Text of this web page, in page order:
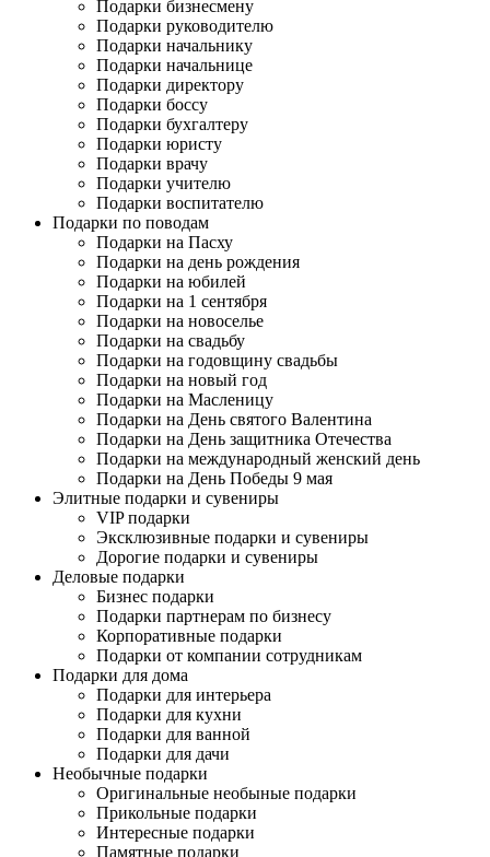
Подарки бизнесмену
Подарки руководителю
Подарки начальнику
Подарки начальнице
Подарки директору
Подарки боссу
Подарки бухгалтеру
Подарки юристу
Подарки врачу
Подарки учителю
Подарки воспитателю
Подарки по поводам
Подарки на Пасху
Подарки на день рождения
Подарки на юбилей
Подарки на 1 сентября
Подарки на новоселье
Подарки на свадьбу
Подарки на годовщину свадьбы
Подарки на новый год
Подарки на Масленицу
Подарки на День святого Валентина
Подарки на День защитника Отечества
Подарки на международный женский день
Подарки на День Победы 9 мая
Элитные подарки и сувениры
VIP подарки
Эксклюзивные подарки и сувениры
Дорогие подарки и сувениры
Деловые подарки
Бизнес подарки
Подарки партнерам по бизнесу
Корпоративные подарки
Подарки от компании сотрудникам
Подарки для дома
Подарки для интерьера
Подарки для кухни
Подарки для ванной
Подарки для дачи
Необычные подарки
Оригинальные необыные подарки
Прикольные подарки
Интересные подарки
Памятные подарки